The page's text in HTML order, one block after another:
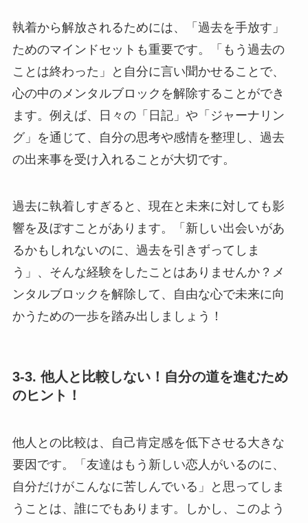
執着から解放されるためには、「過去を手放す」
ためのマインドセットも重要です。「もう過去の
ことは終わった」と自分に言い聞かせることで、
心の中のメンタルブロックを解除することができ
ます。例えば、日々の「日記」や「ジャーナリン
グ」を通じて、自分の思考や感情を整理し、過去
の出来事を受け入れることが大切です。
過去に執着しすぎると、現在と未来に対しても影
響を及ぼすことがあります。「新しい出会いがあ
るかもしれないのに、過去を引きずってしま
う」、そんな経験をしたことはありませんか？メ
ンタルブロックを解除して、自由な心で未来に向
かうための一歩を踏み出しましょう！
3-3. 他人と比較しない！自分の道を進むため
のヒント！
他人との比較は、自己肯定感を低下させる大きな
要因です。「友達はもう新しい恋人がいるのに、
自分だけがこんなに苦しんでいる」と思ってしま
うことは、誰にでもあります。しかし、このよう